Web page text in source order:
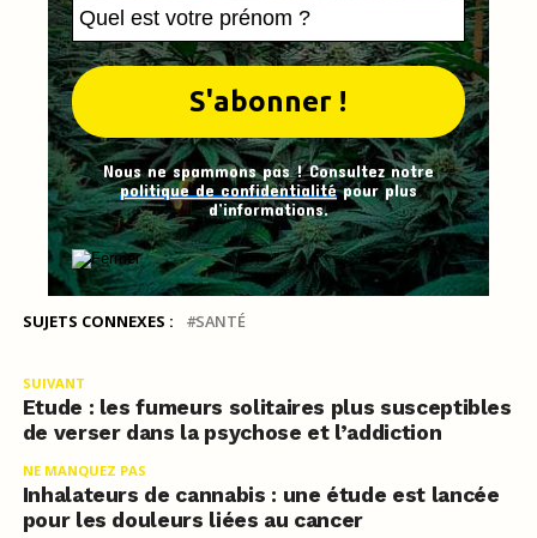
Nous ne spammons pas ! Consultez notre
politique de confidentialitépour plus
d’informations.
SUJETS CONNEXES : SANTÉ
SUIVANT
Etude : les fumeurs solitaires plus susceptibles
de verser dans la psychose et l’addiction
NE MANQUEZ PAS
Inhalateurs de cannabis : une étude est lancée
pour les douleurs liées au cancer